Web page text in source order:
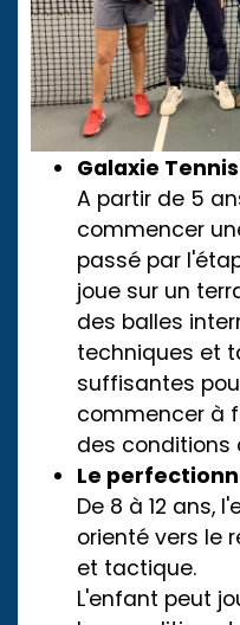
Galaxie
A partir de 5
commencer
passé par
joue sur un
des balles
techniques et
suffisantes
commencer à
des conditions
Le
De 8 à 12 ans,
orienté vers le
et tactique.
L'enfant peut